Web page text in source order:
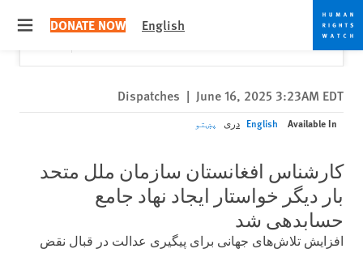
Skip
to
cookie
privacy
notice
Skip
to
main
content
English
DONATE NOW
Would you like to read this page in English?
Close
June 16, 2025 3:23AM EDT
|
Dispatches
Available In
English دری پښتو
کارشناس افغانستان سازمان ملل متحد
بار دیگر خواستار ایجاد نهاد جامع
حسابدهی شد
افزایش تلاش‌های جهانی برای پیگیری عدالت در قبال نقض